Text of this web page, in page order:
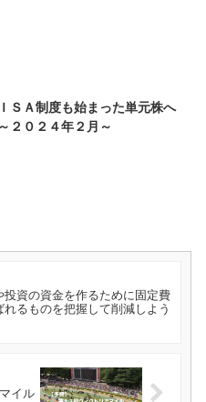
ＳＡ制度も始まった単元株へ
２０２４年２月～
投資の資金を作るために固定費
れるものを把握して削減しよう
イル